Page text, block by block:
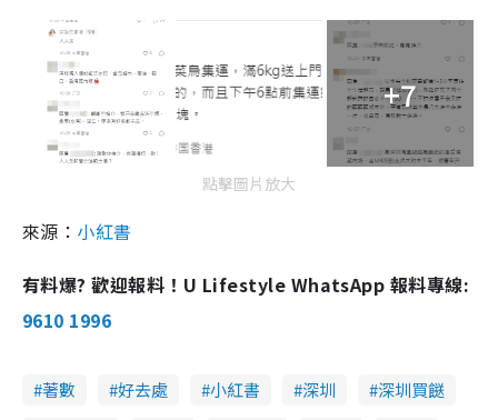
+7
點擊圖片放大
來源： 小紅書
有料爆? 歡迎報料！U Lifestyle WhatsApp 報料專線:
9610 1996
著數 好去處 小紅書 深圳
深圳買餸